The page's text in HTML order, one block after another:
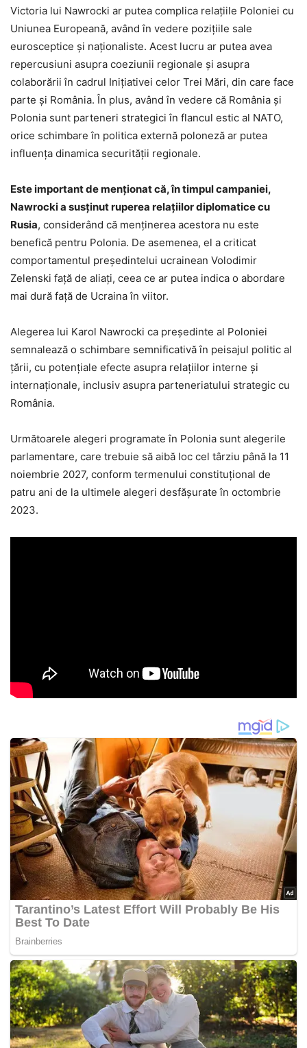
Victoria lui Nawrocki ar putea complica relațiile Poloniei cu
Uniunea Europeană, având în vedere pozițiile sale
eurosceptice și naționaliste. Acest lucru ar putea avea
repercusiuni asupra coeziunii regionale și asupra
colaborării în cadrul Inițiativei celor Trei Mări, din care face
parte și România. În plus, având în vedere că România și
Polonia sunt parteneri strategici în flancul estic al NATO,
orice schimbare în politica externă poloneză ar putea
influența dinamica securității regionale.
Este important de menționat că, în timpul campaniei,
Nawrocki a susținut ruperea relațiilor diplomatice cu
Rusia, considerând că menținerea acestora nu este
benefică pentru Polonia. De asemenea, el a criticat
comportamentul președintelui ucrainean Volodimir
Zelenski față de aliați, ceea ce ar putea indica o abordare
mai dură față de Ucraina în viitor.
Alegerea lui Karol Nawrocki ca președinte al Poloniei
semnalează o schimbare semnificativă în peisajul politic al
țării, cu potențiale efecte asupra relațiilor interne și
internaționale, inclusiv asupra parteneriatului strategic cu
România.
Următoarele alegeri programate în Polonia sunt alegerile
parlamentare, care trebuie să aibă loc cel târziu până la 11
noiembrie 2027, conform termenului constituțional de
patru ani de la ultimele alegeri desfășurate în octombrie
2023.